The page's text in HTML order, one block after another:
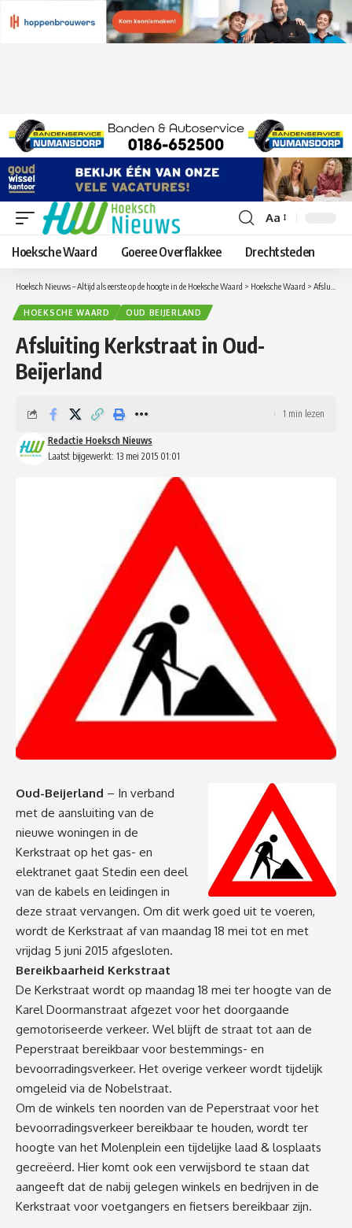
Lettergrootte
aanpassen
Aa
Hoeksche Waard Goeree Overflakkee Drechtsteden
Hoeksch Nieuws – Altijd als eerste op de hoogte in de Hoeksche Waard > Hoeksche Waard > Afsluiting Kerkstraat in Oud-Beijerland
HOEKSCHE WAARD OUD BEIJERLAND
Afsluiting Kerkstraat in Oud-
Beijerland
Laatst bijgewerkt: 13 mei 2015 01:01
Redactie Hoeksch Nieuws
1 min lezen
Oud-Beijerland – In verband
met de aansluiting van de
nieuwe woningen in de
Kerkstraat op het gas- en
elektranet gaat Stedin een deel
van de kabels en leidingen in
deze straat vervangen. Om dit werk goed uit te voeren,
wordt de Kerkstraat af van maandag 18 mei tot en met
vrijdag 5 juni 2015 afgesloten.
Bereikbaarheid Kerkstraat
De Kerkstraat wordt op maandag 18 mei ter hoogte van de
Karel Doormanstraat afgezet voor het doorgaande
gemotoriseerde verkeer. Wel blijft de straat tot aan de
Peperstraat bereikbaar voor bestemmings- en
bevoorradingsverkeer. Het overige verkeer wordt tijdelijk
omgeleid via de Nobelstraat.
Om de winkels ten noorden van de Peperstraat voor het
bevoorradingsverkeer bereikbaar te houden, wordt ter
hoogte van het Molenplein een tijdelijke laad & losplaats
gecreëerd. Hier komt ook een verwijsbord te staan dat
aangeeft dat de nabij gelegen winkels en bedrijven in de
Kerkstraat voor voetgangers en fietsers bereikbaar zijn.